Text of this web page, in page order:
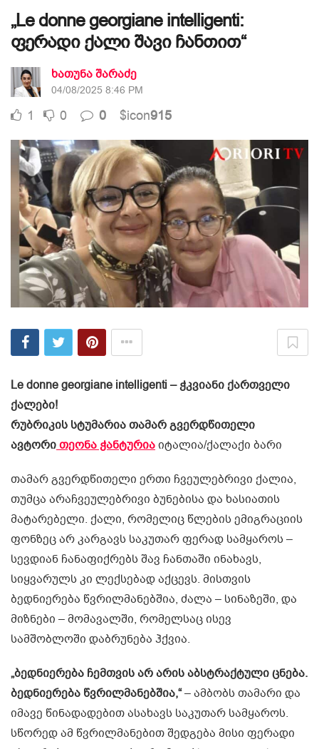
„Le donne georgiane intelligenti:
ფერადი ქალი შავი ჩანთით“
ხათუნა შარაძე
04/08/2025 8:46 PM
1 0 0 $icon915
Le donne georgiane intelligenti – ჭკვიანი ქართველი
ქალები!
რუბრიკის სტუმარია თამარ გვერდწითელი
ავტორითეონა ჭანტურიაიტალია/ქალაქი ბარი
თამარ გვერდწითელი ერთი ჩვეულებრივი ქალია,
თუმცა არაჩვეულებრივი ბუნებისა და ხასიათის
მატარებელი. ქალი, რომელიც წლების ემიგრაციის
ფონზეც არ კარგავს საკუთარ ფერად სამყაროს –
სევდიან ჩანაფიქრებს შავ ჩანთაში ინახავს,
სიყვარულს კი ლექსებად აქცევს. მისთვის
ბედნიერება წვრილმანებშია, ძალა – სინაზეში, და
მიზნები – მომავალში, რომელსაც ისევ
სამშობლოში დაბრუნება ჰქვია.
„ბედნიერება ჩემთვის არ არის აბსტრაქტული ცნება.
ბედნიერება წვრილმანებშია,“– ამბობს თამარი და
იმავე წინადადებით ასახავს საკუთარ სამყაროს.
სწორედ ამ წვრილმანებით შედგება მისი ფერადი